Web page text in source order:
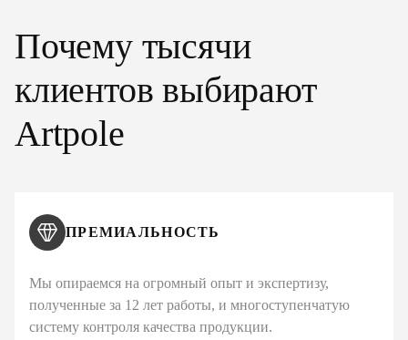
Почему тысячи
клиентов выбирают
Artpole
ПРЕМИАЛЬНОСТЬ
Мы опираемся на огромный опыт и экспертизу,
полученные за 12 лет работы, и многоступенчатую
систему контроля качества продукции.